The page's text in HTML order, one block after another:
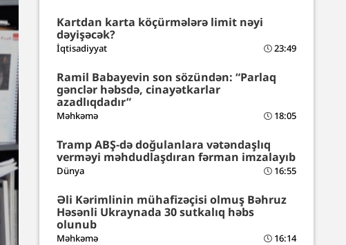
Kartdan karta köçürmələrə limit nəyi
dəyişəcək?
İqtisadiyyat 23:49
Ramil Babayevin son sözündən: “Parlaq
gənclər həbsdə, cinayətkarlar
azadlıqdadır”
Məhkəmə 18:05
Tramp ABŞ-də doğulanlara vətəndaşlıq
verməyi məhdudlaşdıran fərman imzalayıb
Dünya 16:55
Əli Kərimlinin mühafizəçisi olmuş Bəhruz
Həsənli Ukraynada 30 sutkalıq həbs
olunub
Məhkəmə 16:14